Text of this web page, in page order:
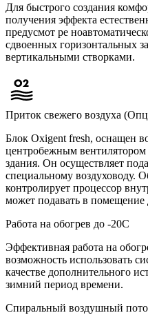
Для быстрого создания
получения эффекта
предусмот ре
сдвоенных горизонтальных
вертикальными створками.
Приток свежего воздуха
Блок Oxigent fresh, оснащен
центробежным вентилятором
здания. Он осуществляет
специальному воздуховоду.
контролирует процессор
может подавать в помещение
Работа на обогрев до -20С
Эффективная работа на
возможность использовать
качестве дополнительного
зимний период времени.
Спиральный воздушный